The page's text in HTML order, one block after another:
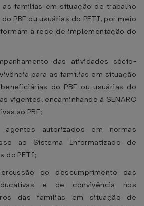
as famílias em situação de trabalho
PBF ou usuárias do PETI, por meio
a rede de implementação do
das atividades sócio-
para as famílias em situação
do PBF ou usuárias do
vigentes, encaminhando à SENARC
ao PBF;
autorizados em normas
ao Sistema Informatizado de
do PETI;
do descumprimento das
e de convivência nos
das famílias em situação de